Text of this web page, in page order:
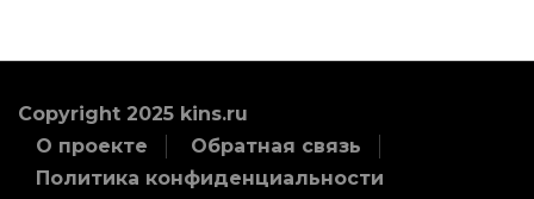
Copyright 2025 kins.ru
О проекте
Обратная связь
Политика конфиденциальности